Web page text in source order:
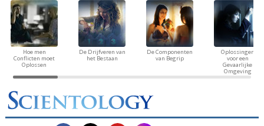
Hoe men
Conflicten moet
Oplossen
De Drijfveren van
het Bestaan
De Componenten
van Begrip
Oplossingen
voor een
Gevaarlijke
Omgeving